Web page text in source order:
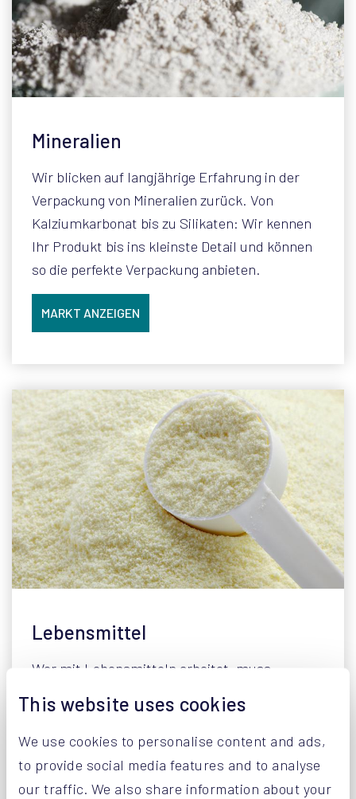
This website uses cookies
We use cookies to personalise content and ads,
to provide social media features and to analyse
our traffic. We also share information about your
Mineralien
Wir blicken auf langjährige Erfahrung in der
Verpackung von Mineralien zurück. Von
Kalziumkarbonat bis zu Silikaten: Wir kennen
Ihr Produkt bis ins kleinste Detail und können
so die perfekte Verpackung anbieten.
MARKT ANZEIGEN
Lebensmittel
Wer mit Lebensmitteln arbeitet, muss
oder extrem feiner Puderzucker: Dies sind
allesamt kritische Produkte, die einer
hochwertigen Behandlung bedürfen.